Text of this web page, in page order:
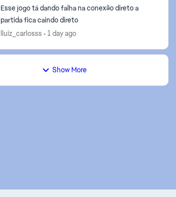
Esse jogo tá dando falha na conexão direto a
partida fica caindo direto
lluiz_carlosss
1 day ago
Show More